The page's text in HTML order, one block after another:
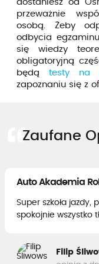
dostaniesz od
przeważnie
osobą. Żeby
odbycia
się wiedzy
obligatoryjną
będątesty na
zapoznaniu się z
Zaufane
Auto Akademia
Super szkoła jazdy,
spokojnie wszystko
Filip